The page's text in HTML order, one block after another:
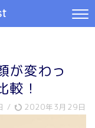
が変わっ
較！
/ 2020年3月29日